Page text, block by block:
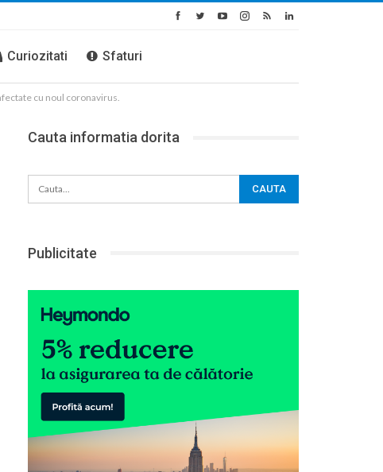
Curiozitati Sfaturi
cu noul coronavirus.
Cauta informatia dorita
Publicitate